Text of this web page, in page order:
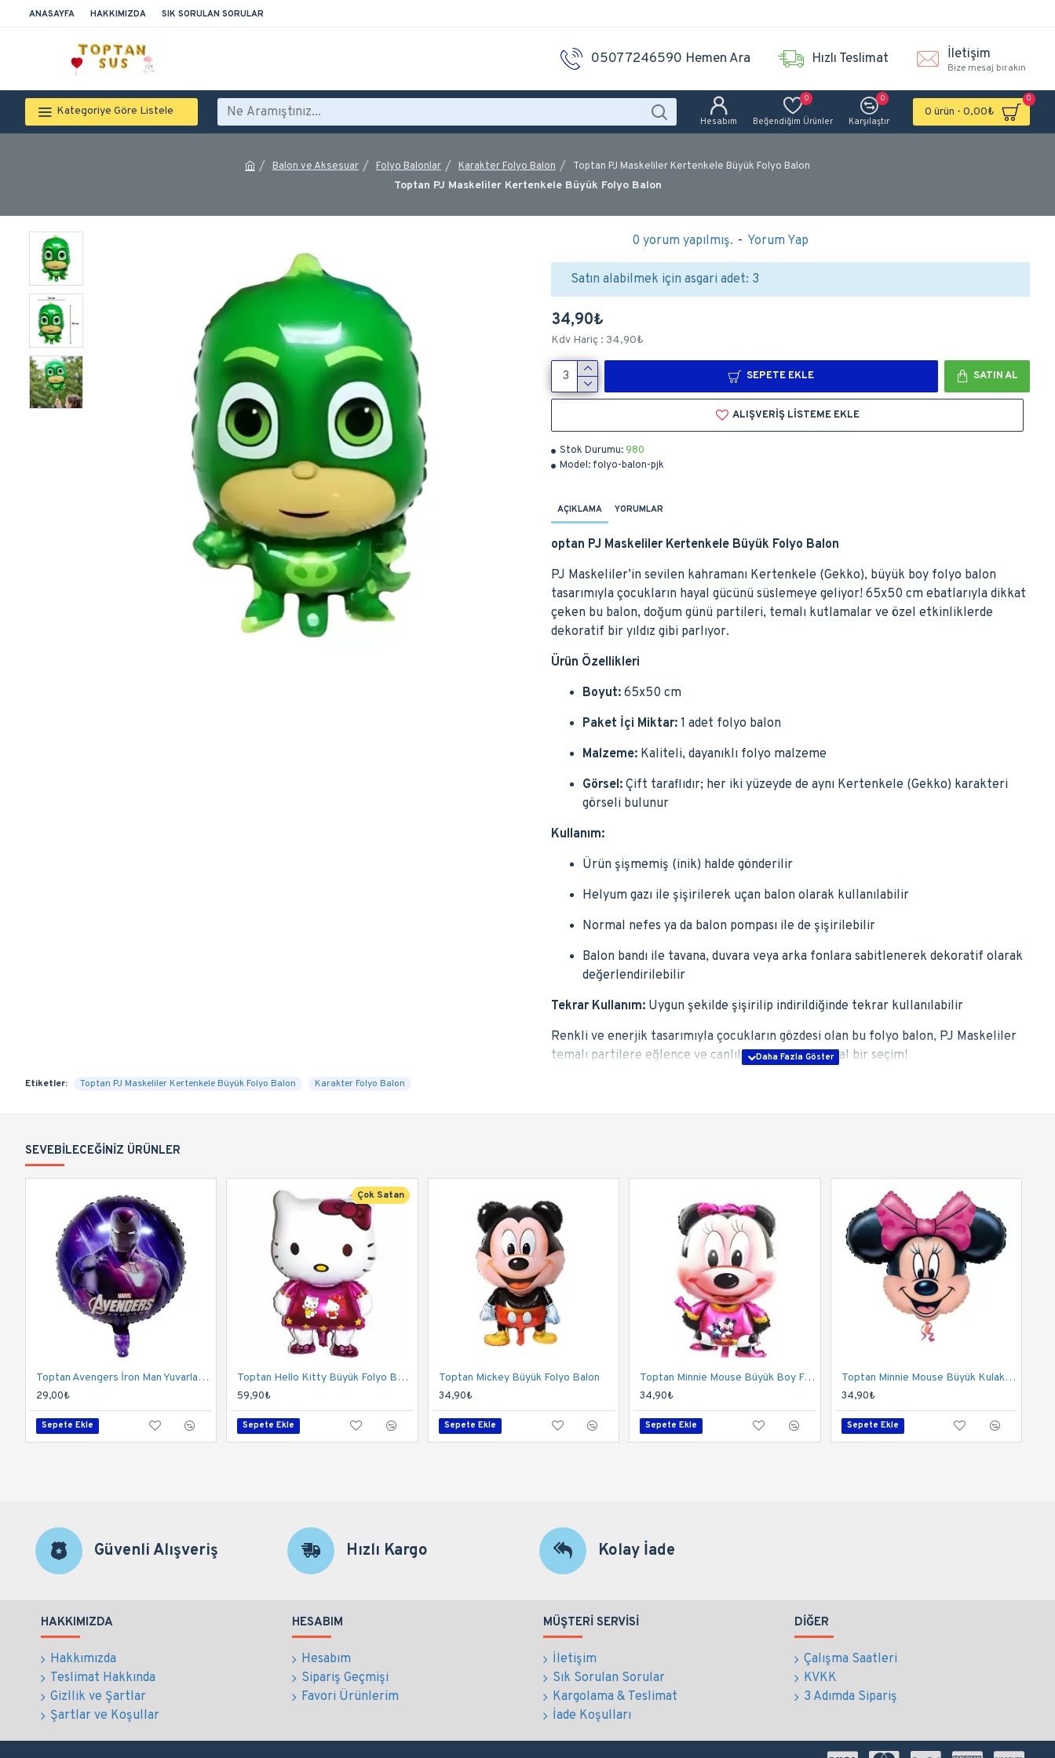
ANASAYFA HAKKIMIZDA SIK SORULAN SORULAR
05077246590 Hemen Ara Hızlı Teslimat İletişim
Bize mesaj bırakın
Kategoriye Göre Listele
Hesabım Beğendiğim Ürünler
0
Karşılaştır
0
0 ürün - 0,00₺
0
Balon ve Aksesuar Folyo Balonlar Karakter Folyo Balon Toptan PJ Maskeliler Kertenkele Büyük Folyo Balon
Toptan PJ Maskeliler Kertenkele Büyük Folyo Balon
Stok Durumu: 980
Model: folyo-balon-pjk
0 yorum yapılmış. - Yorum Yap
34,90₺
Kdv Hariç : 34,90₺
SEPETE EKLE SATIN AL
ALIŞVERIŞ LISTEME EKLE
Satın alabilmek için asgari adet: 3
AÇIKLAMA YORUMLAR
optan PJ Maskeliler Kertenkele Büyük Folyo Balon
PJ Maskeliler’in sevilen kahramanı Kertenkele (Gekko), büyük boy folyo balon
tasarımıyla çocukların hayal gücünü süslemeye geliyor! 65x50 cm ebatlarıyla dikkat
çeken bu balon, doğum günü partileri, temalı kutlamalar ve özel etkinliklerde
dekoratif bir yıldız gibi parlıyor.
Ürün Özellikleri
Boyut: 65x50 cm
Paket İçi Miktar: 1 adet folyo balon
Malzeme: Kaliteli, dayanıklı folyo malzeme
Görsel: Çift taraflıdır; her iki yüzeyde de aynı Kertenkele (Gekko) karakteri
görseli bulunur
Kullanım:
Ürün şişmemiş (inik) halde gönderilir
Helyum gazı ile şişirilerek uçan balon olarak kullanılabilir
Normal nefes ya da balon pompası ile de şişirilebilir
Balon bandı ile tavana, duvara veya arka fonlara sabitlenerek dekoratif olarak
değerlendirilebilir
Tekrar Kullanım: Uygun şekilde şişirilip indirildiğinde tekrar kullanılabilir
Renkli ve enerjik tasarımıyla çocukların gözdesi olan bu folyo balon, PJ Maskeliler
temalı partilere eğlence ve canlılık katmak için ideal bir seçim!
Etiketler: Toptan PJ Maskeliler Kertenkele Büyük Folyo Balon Karakter Folyo Balon
SEVEBILECEĞINIZ ÜRÜNLER
Toptan Avengers İron Man Yuvarlak Folyo Balon
29,00₺
Sepete Ekle
Çok Satan
Toptan Hello Kitty Büyük Folyo Balon
59,90₺
Sepete Ekle
Toptan Mickey Büyük Folyo Balon
34,90₺
Sepete Ekle
Toptan Minnie Mouse Büyük Boy Folyo Balon
34,90₺
Sepete Ekle
Toptan Minnie Mouse Büyük Kulak Folyo Balon
34,90₺
Sepete Ekle
Güvenli Alışveriş Hızlı Kargo Kolay İade
HAKKIMIZDA
Hakkımızda
Teslimat Hakkında
Gizllik ve Şartlar
Şartlar ve Koşullar
HESABIM
Hesabım
Sipariş Geçmişi
Favori Ürünlerim
MÜŞTERI SERVISI
İletişim
Sık Sorulan Sorular
Kargolama & Teslimat
İade Koşulları
DIĞER
Çalışma Saatleri
KVKK
3 Adımda Sipariş